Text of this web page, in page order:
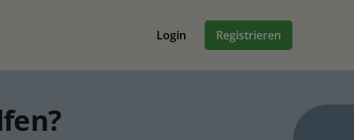
Login Registrieren